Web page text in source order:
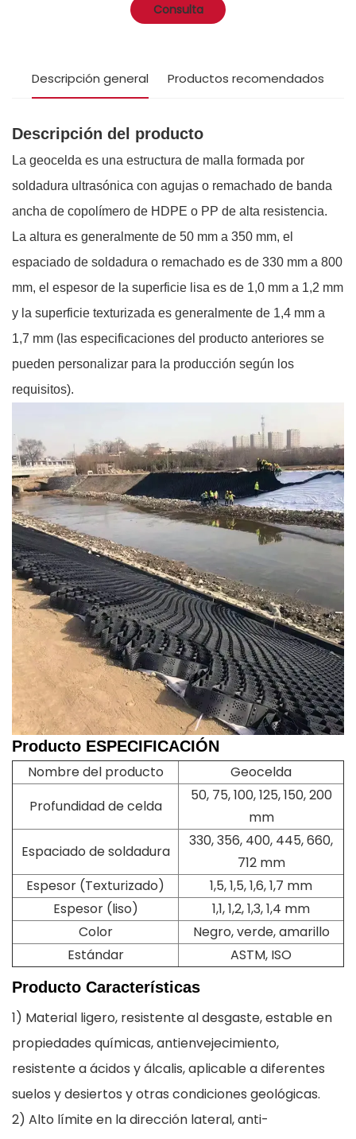
Consulta
Descripción general Productos recomendados
Descripción del producto
La geocelda es una estructura de malla formada por
soldadura ultrasónica con agujas o remachado de banda
ancha de copolímero de HDPE o PP de alta resistencia.
La altura es generalmente de 50 mm a 350 mm, el
espaciado de soldadura o remachado es de 330 mm a 800
mm, el espesor de la superficie lisa es de 1,0 mm a 1,2 mm
y la superficie texturizada es generalmente de 1,4 mm a
1,7 mm (las especificaciones del producto anteriores se
pueden personalizar para la producción según los
requisitos).
Producto ESPECIFICACIÓN
Nombre del producto
Geocelda
Profundidad de celda
50, 75, 100, 125, 150, 200
mm
Espaciado de soldadura
330, 356, 400, 445, 660,
712 mm
Espesor (Texturizado)
1,5, 1,5, 1,6, 1,7 mm
Espesor (liso)
1,1, 1,2, 1,3, 1,4 mm
Color
Negro, verde, amarillo
Estándar
ASTM, ISO
Producto Características
1) Material ligero, resistente al desgaste, estable en
propiedades químicas, antienvejecimiento,
resistente a ácidos y álcalis, aplicable a diferentes
suelos y desiertos y otras condiciones geológicas.
2) Alto límite en la dirección lateral, anti-